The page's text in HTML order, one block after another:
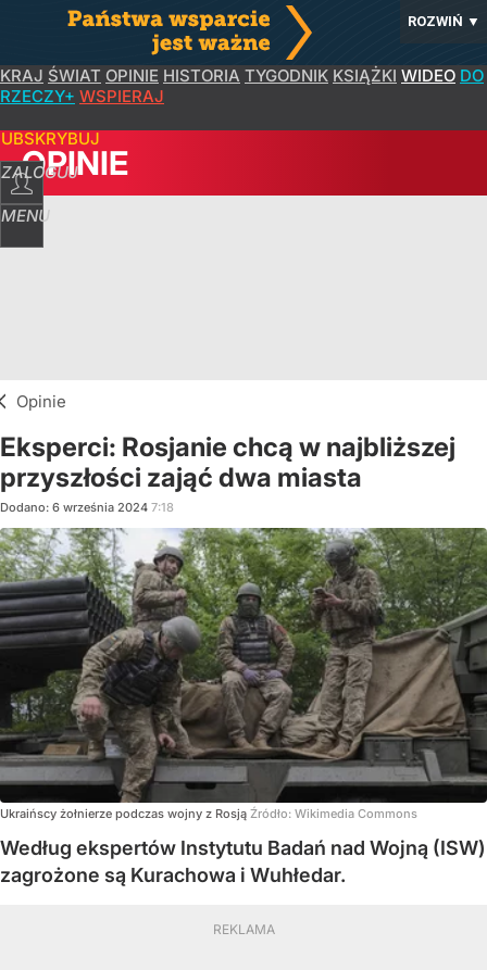
ROZWIŃ ▼
KRAJ ŚWIAT OPINIE HISTORIA TYGODNIK KSIĄŻKI WIDEO DO
RZECZY+ WSPIERAJ
ZALOGUJ
MENU
OPINIE
Opinie
Eksperci: Rosjanie chcą w najbliższej
przyszłości zająć dwa miasta
Dodano: 6 września 2024 7:18
Ukraińscy żołnierze podczas wojny z Rosją Źródło: Wikimedia Commons
Według ekspertów Instytutu Badań nad Wojną (ISW)
zagrożone są Kurachowa i Wuhłedar.